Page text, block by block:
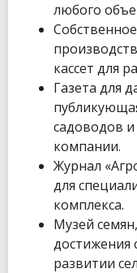
любого
кассет для
Газета для
садоводов
компании.
Журнал
для
комплекса.
Музей
достижения
развитии